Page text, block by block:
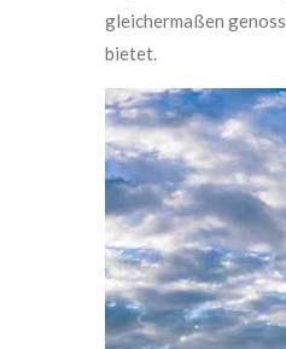
gleichermaßen
bietet.